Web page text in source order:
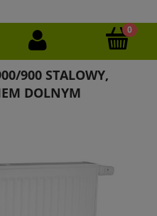
900 STALOWY,
DOLNYM